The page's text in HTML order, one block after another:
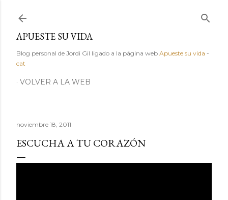
APUESTE SU VIDA
Blog personal de Jordi Gil ligado a la página web Apueste su vida -
cat
VOLVER A LA WEB
noviembre 18, 2011
ESCUCHA A TU CORAZÓN